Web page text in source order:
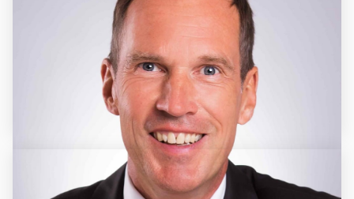
ID37 Ausbildung für Führungskräfte
Andreas Schröder ist einer der geschäftsführenden
Gesellschafter der HSP GRUPPE. Er hat sich zum ID37
Master zertifizieren lassen. Was hat ihn dazu bewogen?